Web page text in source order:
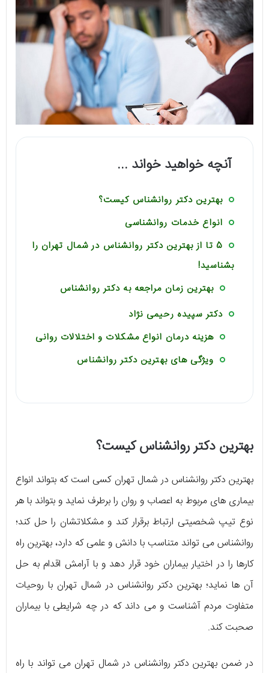
آنچه خواهید خواند ...
بهترین دکتر روانشناس کیست؟
انواع خدمات روانشناسی
5 تا از بهترین دکتر روانشناس در شمال تهران را
بشناسید!
بهترین زمان مراجعه به دکتر روانشناس
دکتر سپیده رحیمی نژاد
هزینه درمان انواع مشکلات و اختلالات روانی
ویژگی های بهترین دکتر روانشناس
بهترین دکتر روانشناس کیست؟
بهترین دکتر روانشناس در شمال تهران کسی است که بتواند انواع
بیماری های مربوط به اعصاب و روان را برطرف نماید و بتواند با هر
نوع تیپ شخصیتی ارتباط برقرار کند و مشکلاتشان را حل کند؛
روانشناس می تواند متناسب با دانش و علمی که دارد، بهترین راه
کارها را در اختیار بیماران خود قرار دهد و با آرامش اقدام به حل
آن ها نماید؛ بهترین دکتر روانشناس در شمال تهران با روحیات
متفاوت مردم آشناست و می داند که در چه شرایطی با بیماران
صحبت کند.
در ضمن بهترین دکتر روانشناس در شمال تهران می تواند با راه